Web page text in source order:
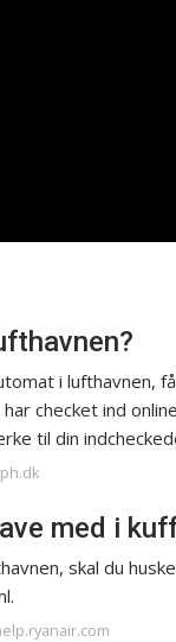
i lufthavnen,
checket ind
til din
med i
skal du